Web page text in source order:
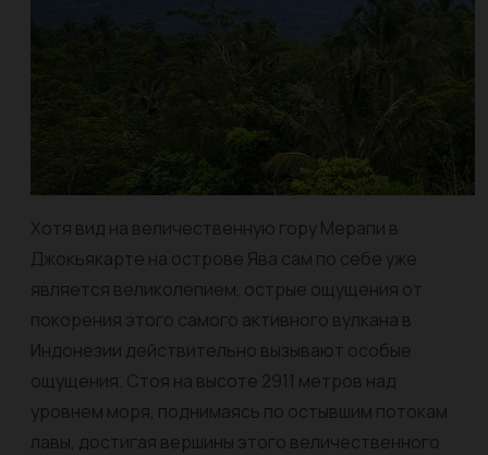
Хотя вид на величественную гору Мерапи в
Джокьякарте на острове Ява сам по себе уже
является великолепием, острые ощущения от
покорения этого самого активного вулкана в
Индонезии действительно вызывают особые
ощущения. Стоя на высоте 2911 метров над
уровнем моря, поднимаясь по остывшим потокам
лавы, достигая вершины этого величественного